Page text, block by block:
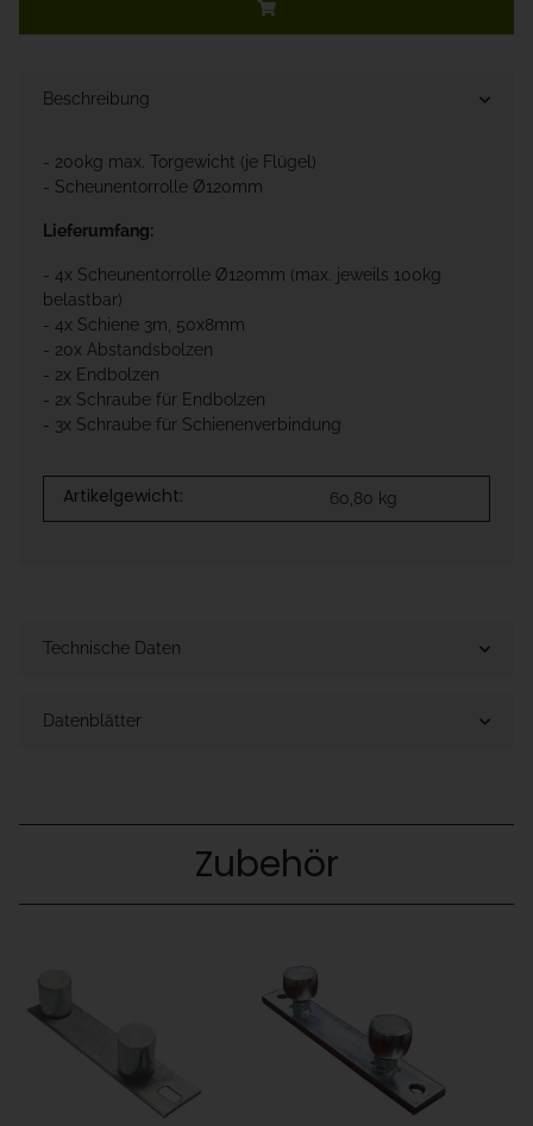
Beschreibung
- 200kg max. Torgewicht (je Flügel)
- Scheunentorrolle Ø120mm
Lieferumfang:
- 4x Scheunentorrolle Ø120mm (max. jeweils 100kg
belastbar)
- 4x Schiene 3m, 50x8mm
- 20x Abstandsbolzen
- 2x Endbolzen
- 2x Schraube für Endbolzen
- 3x Schraube für Schienenverbindung
Artikelgewicht: 60,80 kg
Technische Daten
Datenblätter
Zubehör